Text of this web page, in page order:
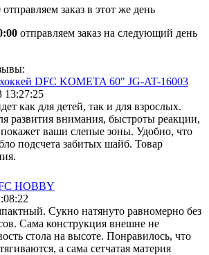
отправляем заказ в этот же день
отправляем заказ на следующий день
DFC KOMETA 60" JG-AT-16003
13:27:25
как для детей, так и для взрослых.
развития внимания, быстроты реакции,
ваши слепые зоны. Удобно, что
подсчета забитых шайб. Товар
HOBBY
Сукно натянуто равномерно без
Сама конструкция внешне не
стола на высоте. Понравилось, что
а сама сетчатая материя